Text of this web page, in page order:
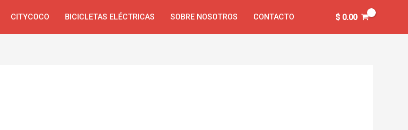
CITYCOCO BICICLETAS ELÉCTRICAS SOBRE NOSOTROS CONTACTO $0.00